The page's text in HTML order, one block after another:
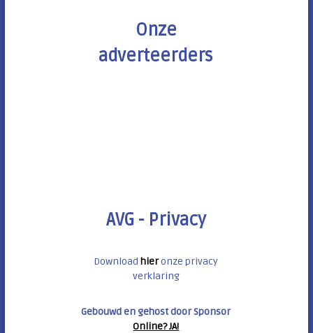
Onze
adverteerders
AVG - Privacy
Download hieronze privacy
verklaring
Gebouwd en gehost door Sponsor
Online? JA!